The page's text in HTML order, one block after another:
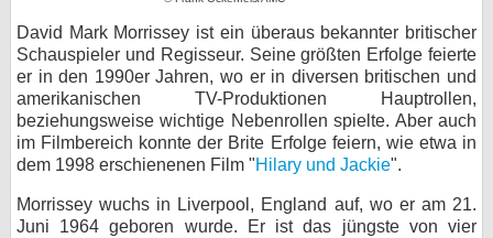
David Mark Morrissey ist ein überaus bekannter britischer
Schauspieler und Regisseur. Seine größten Erfolge feierte
er in den 1990er Jahren, wo er in diversen britischen und
amerikanischen TV-Produktionen Hauptrollen,
beziehungsweise wichtige Nebenrollen spielte. Aber auch
im Filmbereich konnte der Brite Erfolge feiern, wie etwa in
dem 1998 erschienenen Film "Hilary und Jackie".
Morrissey wuchs in Liverpool, England auf, wo er am 21.
Juni 1964 geboren wurde. Er ist das jüngste von vier
Gewinnspiele
Forum
bei X
bei Facebook